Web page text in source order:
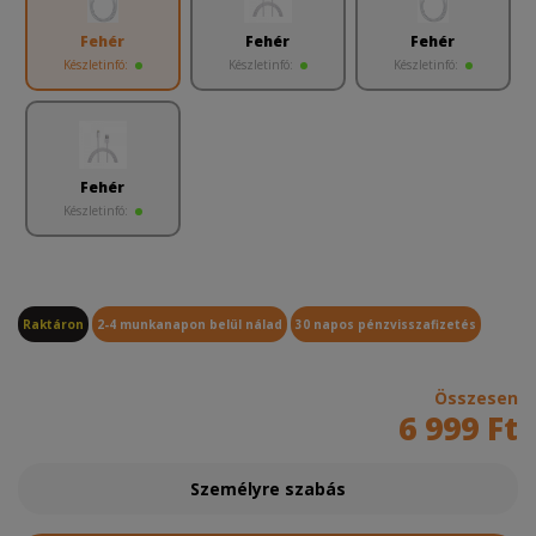
Fehér
Készletinfó:
Fehér
Készletinfó:
Fehér
Készletinfó:
Fehér
Készletinfó:
Raktáron 2-4 munkanapon belül nálad 30 napos pénzvisszafizetés
Összesen
6 999 Ft
Személyre szabás